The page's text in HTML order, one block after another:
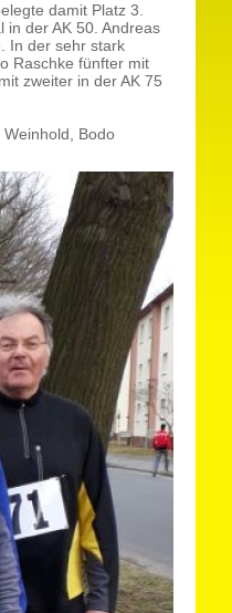
damit Platz 3.
in der AK 50. Andreas
In der sehr stark
Raschke fünfter mit
zweiter in der AK 75
Bodo